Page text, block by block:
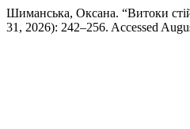
Шиманська, Оксана. “Витоки
31, 2026): 242–256. Accessed